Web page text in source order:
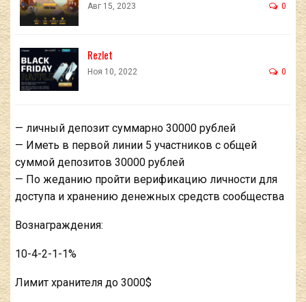
Авг 15, 2023 0
Rezlet
Ноя 10, 2022 0
— личный депозит суммарно 30000 рублей
— Иметь в первой линии 5 участников с общей
суммой депозитов 30000 рублей
— По жеданию пройти верификацию личности для
доступа и хранению денежных средств сообщества
Вознаграждения:
10-4-2-1-1%
Лимит хранителя до 3000$